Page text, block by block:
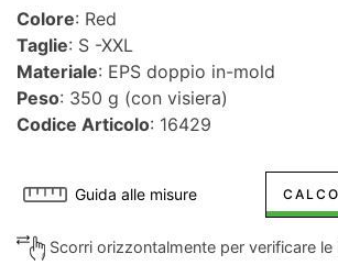
Colore: Red
Taglie: S -XXL
Materiale: EPS doppio in-mold
Peso: 350 g (con visiera)
Codice Articolo: 16429
Guida alle misure
Scorri orizzontalmente per verificare